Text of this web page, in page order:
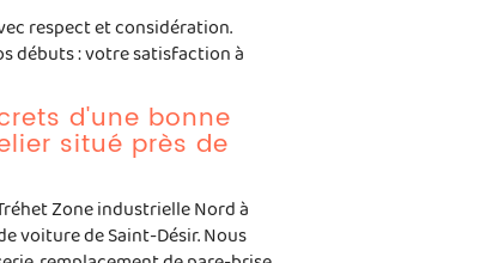
respect et considération.
débuts : votre satisfaction à
d'une bonne
situé près de
Zone industrielle Nord à
voiture de Saint-Désir. Nous